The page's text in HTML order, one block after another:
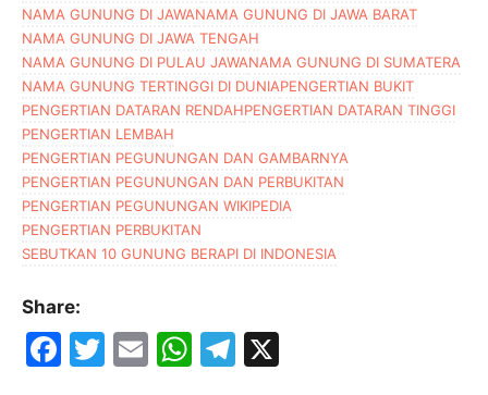
NAMA GUNUNG DI JAWANAMA GUNUNG DI JAWA BARAT
NAMA GUNUNG DI JAWA TENGAH
NAMA GUNUNG DI PULAU JAWANAMA GUNUNG DI SUMATERA
NAMA GUNUNG TERTINGGI DI DUNIAPENGERTIAN BUKIT
PENGERTIAN DATARAN RENDAHPENGERTIAN DATARAN TINGGI
PENGERTIAN LEMBAH
PENGERTIAN PEGUNUNGAN DAN GAMBARNYA
PENGERTIAN PEGUNUNGAN DAN PERBUKITAN
PENGERTIAN PEGUNUNGAN WIKIPEDIA
PENGERTIAN PERBUKITAN
SEBUTKAN 10 GUNUNG BERAPI DI INDONESIA
Share:
F
T
E
W T